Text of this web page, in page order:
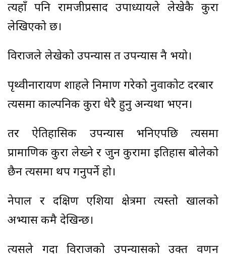
त्यहाँ पनि रामजीप्रसाद उपाध्यायले लेखेकै कुरा
लेखिएको छ।
विराजले लेखेको उपन्यास त उपन्यास नै भयो।
पृथ्वीनारायण शाहले निर्माण गरेको नुवाकोट दरबार
त्यसमा काल्पनिक कुरा धेरै हुनु अन्यथा भएन।
तर ऐतिहासिक उपन्यास भनिएपछि त्यसमा
प्रामाणिक कुरा लेख्ने र जुन कुरामा इतिहास बोलेको
छैन त्यसमा थप गर्नुपर्ने हो।
नेपाल र दक्षिण एशिया क्षेत्रमा त्यस्तो खालको
अभ्यास कमै देखिन्छ।
त्यसले गर्दा विराजको उपन्यासको उक्त वर्णन